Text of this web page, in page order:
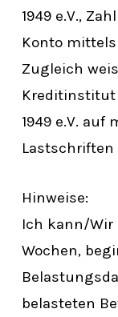
1949 e.V.,
Konto
Zugleich
Kreditinstitut
1949 e.V.
Lastschriften
Hinweise:
Ich kann/
Wochen,
belasteten